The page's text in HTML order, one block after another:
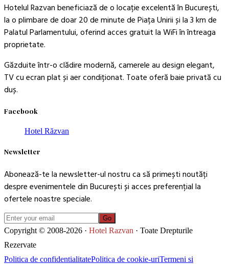
Hotelul Razvan beneficiază de o locație excelentă în București,
la o plimbare de doar 20 de minute de Piața Unirii și la 3 km de
Palatul Parlamentului, oferind acces gratuit la WiFi în întreaga
proprietate.
Găzduite într-o clădire modernă, camerele au design elegant,
TV cu ecran plat și aer condiționat. Toate oferă baie privată cu
duș.
Facebook
Hotel Răzvan
Newsletter
Abonează-te la newsletter-ul nostru ca să primești noutăți
despre evenimentele din București și acces preferențial la
ofertele noastre speciale.
Go
Copyright © 2008-2026 · Hotel Razvan · Toate Drepturile
Rezervate
Politica de confidentialitatePolitica de cookie-uriTermeni si